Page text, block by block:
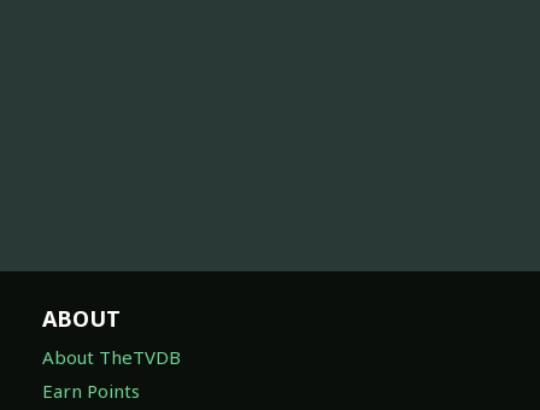
ABOUT
About TheTVDB
Earn Points